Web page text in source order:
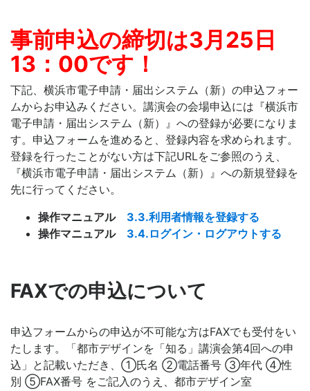
事前申込の締切は3月25日
13：00です！
下記、横浜市電子申請・届出システム（新）の申込フォー
ムからお申込みください。講演会の会場申込には『横浜市
電子申請・届出システム（新）』への登録が必要になりま
す。申込フォームを進めると、登録内容を求められます。
登録を行ったことがない方は下記URLをご参照のうえ、
『横浜市電子申請・届出システム（新）』への新規登録を
先に行ってください。
操作マニュアル 3.3.利用者情報を登録する
操作マニュアル 3.4.ログイン・ログアウトする
FAXでの申込について
申込フォームからの申込が不可能な方はFAXでも受付をい
たします。「都市デザインを「知る」講演会第4回への申
込」と記載いただき、①氏名 ②電話番号 ③年代 ④性
別 ⑤FAX番号 をご記入のうえ、都市デザイン室